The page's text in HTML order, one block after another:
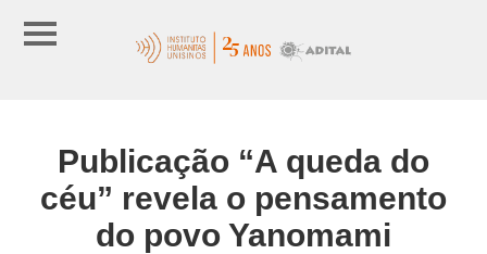
Publicação “A queda do
céu” revela o pensamento
do povo Yanomami